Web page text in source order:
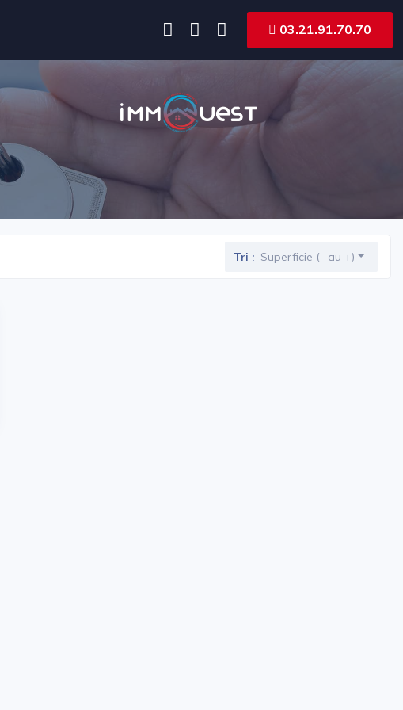
03.21.91.70.70
Tri : Superficie (- au +)